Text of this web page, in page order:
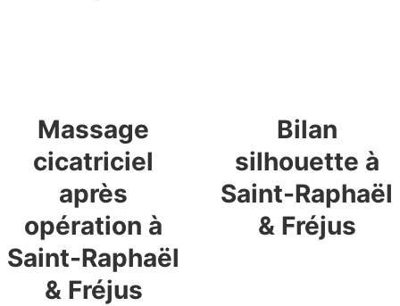
Massage
cicatriciel
après
opération à
Saint-Raphaël
& Fréjus
Bilan
silhouette à
Saint-Raphaël
& Fréjus